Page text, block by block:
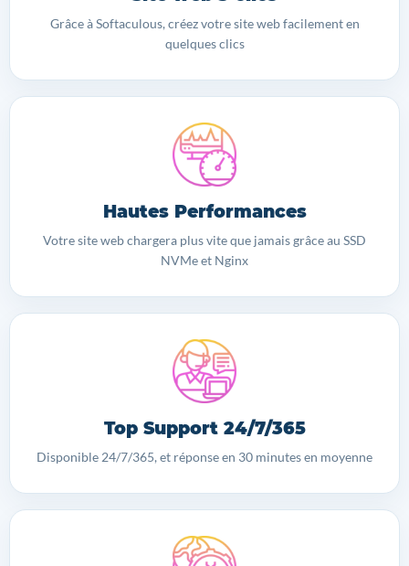
Grâce à Softaculous, créez votre site web facilement en
quelques clics
Hautes Performances
Votre site web chargera plus vite que jamais grâce au SSD
NVMe et Nginx
Top Support 24/7/365
Disponible 24/7/365, et réponse en 30 minutes en moyenne